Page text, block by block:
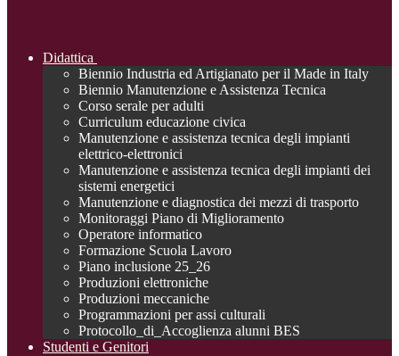
Didattica
Biennio Industria ed Artigianato per il Made in Italy
Biennio Manutenzione e Assistenza Tecnica
Corso serale per adulti
Curriculum educazione civica
Manutenzione e assistenza tecnica degli impianti
elettrico-elettronici
Manutenzione e assistenza tecnica degli impianti dei
sistemi energetici
Manutenzione e diagnostica dei mezzi di trasporto
Monitoraggi Piano di Miglioramento
Operatore informatico
Formazione Scuola Lavoro
Piano inclusione 25_26
Produzioni elettroniche
Produzioni meccaniche
Programmazioni per assi culturali
Protocollo_di_Accoglienza alunni BES
Studenti e Genitori